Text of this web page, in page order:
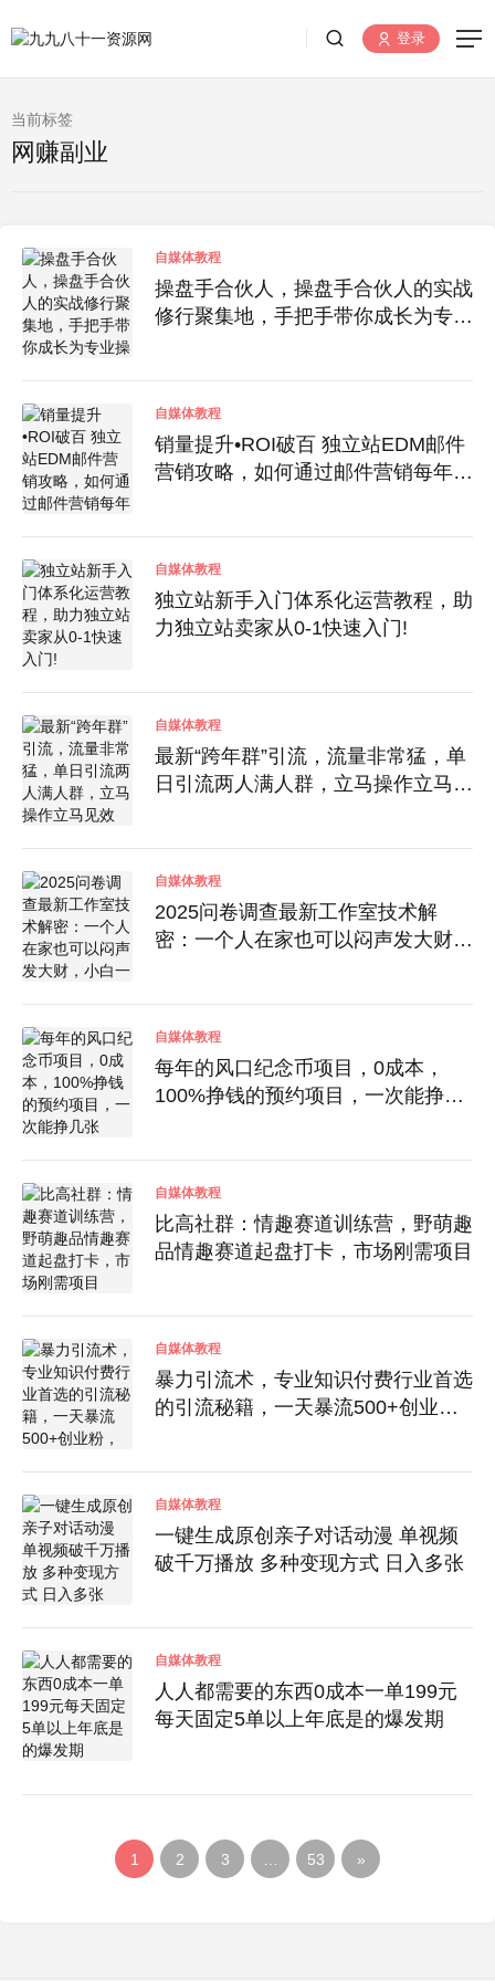
登录
当前标签
网赚副业
自媒体教程
操盘手合伙人，操盘手合伙人的实战
修行聚集地，手把手带你成长为专业
自媒体教程
销量提升•ROI破百 独立站EDM邮件
营销攻略，如何通过邮件营销每年获
自媒体教程
独立站新手入门体系化运营教程，助
力独立站卖家从0-1快速入门!
自媒体教程
最新“跨年群”引流，流量非常猛，单
日引流两人满人群，立马操作立马见
自媒体教程
2025问卷调查最新工作室技术解
密：一个人在家也可以闷声发大财，
自媒体教程
每年的风口纪念币项目，0成本，
100%挣钱的预约项目，一次能挣几
自媒体教程
比高社群：情趣赛道训练营，野萌趣
品情趣赛道起盘打卡，市场刚需项目
自媒体教程
暴力引流术，专业知识付费行业首选
的引流秘籍，一天暴流500+创业
自媒体教程
一键生成原创亲子对话动漫 单视频
破千万播放 多种变现方式 日入多张
自媒体教程
人人都需要的东西0成本一单199元
每天固定5单以上年底是的爆发期
1 2 3 53 »